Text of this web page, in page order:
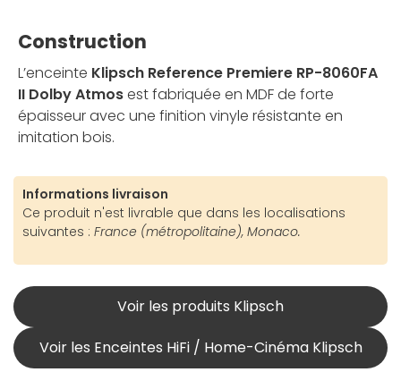
Construction
L’enceinte Klipsch Reference Premiere RP-8060FA
II Dolby Atmosest fabriquée en MDF de forte
épaisseur avec une finition vinyle résistante en
imitation bois.
Informations livraison
Ce produit n'est livrable que dans les localisations
suivantes : France (métropolitaine), Monaco.
Voir les produits Klipsch
Voir les Enceintes HiFi / Home-Cinéma Klipsch